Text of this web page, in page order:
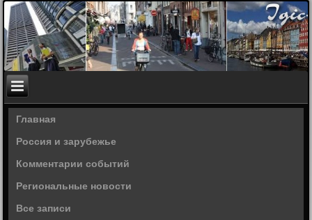
Главная
Россия и зарубежье
Комментарии событий
Региональные новости
Все записи